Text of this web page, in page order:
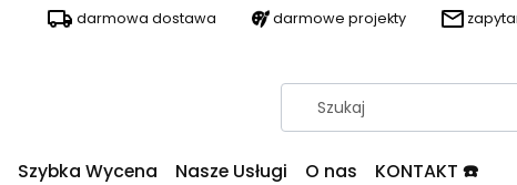
darmowa dostawa darmowe projekty
Szybka Wycena Nasze Usługi O nas KONTAKT ☎️